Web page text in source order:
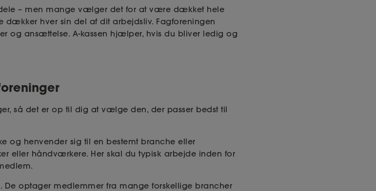
– men mange vælger det for at være dækket hele
dækker hver sin del af dit arbejdsliv. Fagforeningen
og ansættelse. A-kassen hjælper, hvis du bliver ledig og
så det er op til dig at vælge den, der passer bedst til
og henvender sig til en bestemt branche eller
eller håndværkere. Her skal du typisk arbejde inden for
optager medlemmer fra mange forskellige brancher